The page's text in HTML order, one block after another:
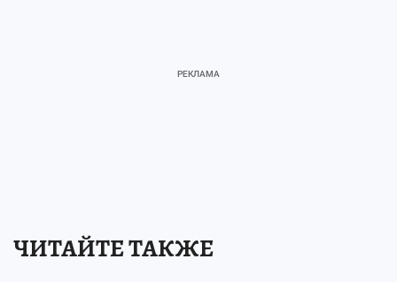
ЧИТАЙТЕ ТАКЖЕ